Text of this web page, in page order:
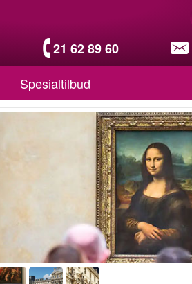
21 62 89 60
Spesialtilbud